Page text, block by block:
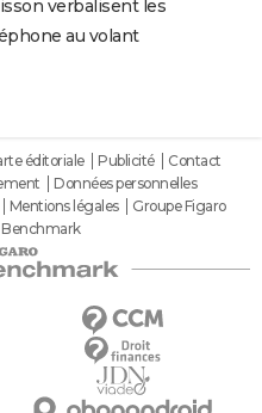
verbalisent les
au volant
éditoriale Publicité
Contact
Données personnelles
Mentions légales
Groupe Figaro